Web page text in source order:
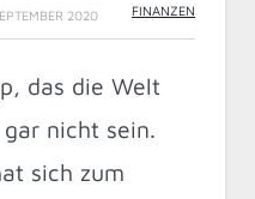
2020 FINANZEN
das die Welt
nicht sein.
sich zum